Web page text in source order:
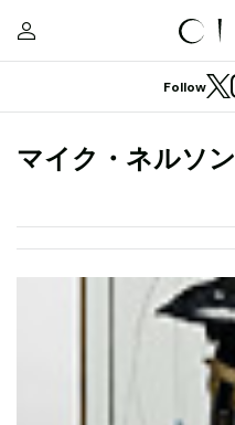
Follow
マイク・ネルソン